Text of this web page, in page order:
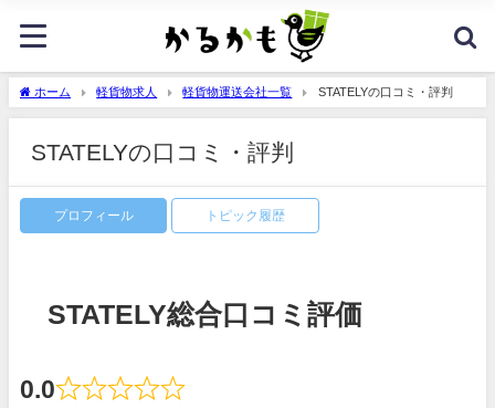
ホーム 軽貨物求人 軽貨物運送会社一覧 STATELYの口コミ・評判
STATELYの口コミ・評判
プロフィール トピック履歴
STATELY総合口コミ評価
0.0